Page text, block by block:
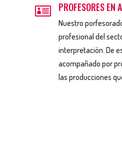
 PROFESORES EN
Nuestro
profesional del
interpretación. De
acompañado por
las producciones